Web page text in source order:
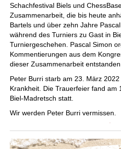
Schachfestival Biels und
Zusammenarbeit, die bis heute
Bartels und über zehn Jahre
während des Turniers zu Gast in
Turniergeschehen. Pascal Simon
Kommentierungen aus dem
dieser Zusammenarbeit
Peter Burri starb am 23. März
Krankheit. Die Trauerfeier fand am
Biel-Madretsch statt.
Wir werden Peter Burri vermissen.